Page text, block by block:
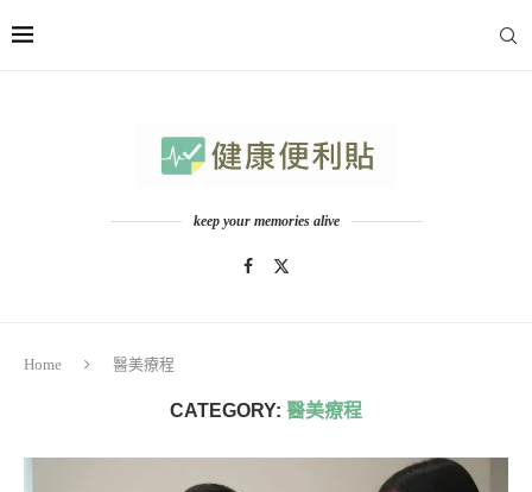
keep your memories alive
Home 醫美療程
CATEGORY: 醫美療程